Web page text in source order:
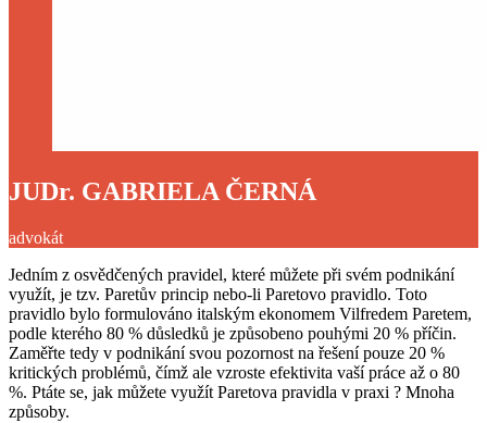
JUDr. GABRIELA ČERNÁ
advokát
Jedním z osvědčených pravidel, které můžete při svém podnikání
využít, je tzv. Paretův princip nebo-li Paretovo pravidlo. Toto
pravidlo bylo formulováno italským ekonomem Vilfredem Paretem,
podle kterého 80 % důsledků je způsobeno pouhými 20 % příčin.
Zaměřte tedy v podnikání svou pozornost na řešení pouze 20 %
kritických problémů, čímž ale vzroste efektivita vaší práce až o 80
%. Ptáte se, jak můžete využít Paretova pravidla v praxi ? Mnoha
způsoby.